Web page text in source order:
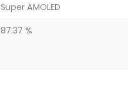
Super AMOLED
87.37 %